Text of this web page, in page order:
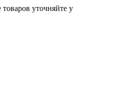
уточняйте у